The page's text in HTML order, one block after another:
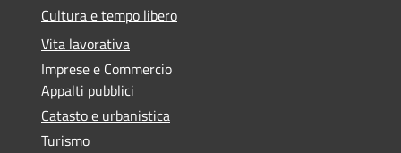
Cultura e tempo libero
Vita lavorativa
Imprese e Commercio
Appalti pubblici
Catasto e urbanistica
Turismo